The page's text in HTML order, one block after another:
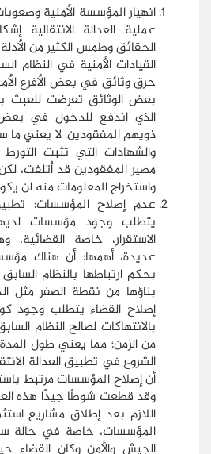
انهيار المؤسسة الأمنية
عملية العدالة الانتقالية
الحقائق وطمس الكثير من
القيادات الأمنية في النظام
حرق وثائق في بعض الأفرع
بعض الوثائق تعرضت للعبث
الذي اندفع للدخول في
ذويهم المفقودين. لا يعني ما
والشهادات التي تثبت التورط
مصير المفقودين قد أُتلفت،
واستخراج المعلومات منه لن
عدم إصلاح المؤسسات: تطبيق
يتطلب وجود مؤسسات
الاستقرار، خاصة
عديدة، أهمها: أن هناك
بحكم ارتباطها بالنظام
بناؤها من نقطة الصفر مثل
إصلاح القضاء يتطلب وجود
بالانتهاكات لصالح النظام
من الزمن؛ مما يعني طول المدة
الشروع في تطبيق العدالة
أن إصلاح المؤسسات مرتبط
وقد قطعت شوطًا جيدًا هذه
اللازم بعد إطلاق مشاريع
المؤسسات، خاصة في حالة
الجيش والأمن وكان القضاء